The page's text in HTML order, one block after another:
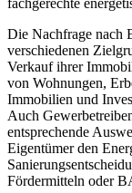
Die Nachfrage nach
verschiedenen
Verkauf ihrer
von Wohnungen,
Immobilien und
Auch
entsprechende
Eigentümer den
Fördermitteln oder